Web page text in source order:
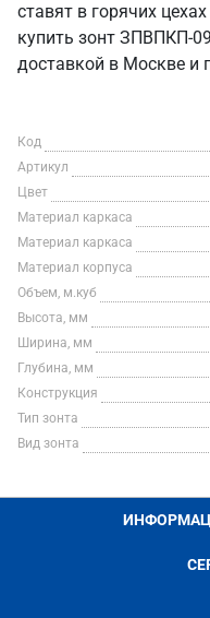
ставят в горячих
купить зонт ЗПВПКП-
доставкой в Москве и
Код
Артикул
Цвет
Материал каркаса
Материал каркаса
Материал корпуса
Объем, м.куб
Высота, мм
Ширина, мм
Глубина, мм
Конструкция
Тип зонта
Вид зонта